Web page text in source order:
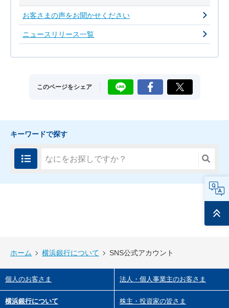
お客さまの声をお聞かせください
ニュースリリース一覧
このページをシェア LINE Facebook X
キーワードで探す
トップ
ホーム 横浜銀行について SNS公式アカウント
個人のお客さま 法人・個人事業主のお客さま
横浜銀行について 株主・投資家の皆さま